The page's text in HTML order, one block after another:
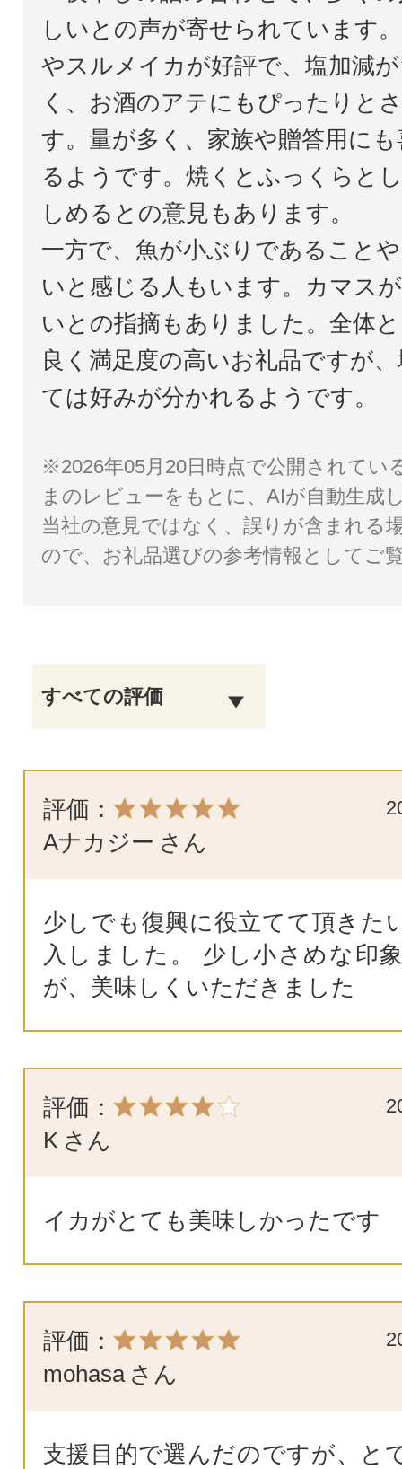
しいとの声が寄せられています
やスルメイカが好評で、塩加減
く、お酒のアテにもぴったりと
す。量が多く、家族や贈答用に
るようです。焼くとふっくらと
しめるとの意見もあります。
一方で、魚が小ぶりであること
いと感じる人もいます。カマス
いとの指摘もありました。全体
良く満足度の高いお礼品ですが
ては好みが分かれるようです。
※2026年05月20日時点で公開されてい
まのレビューをもとに、AIが自動生成
当社の意見ではなく、誤りが含まれる
ので、お礼品選びの参考情報としてご
評価：
Aナカジー さん
少しでも復興に役立てて頂きた
入しました。 少し小さめな印
が、美味しくいただきました
評価：
K さん
イカがとても美味しかったです
評価：
mohasa さん
支援目的で選んだのですが、と